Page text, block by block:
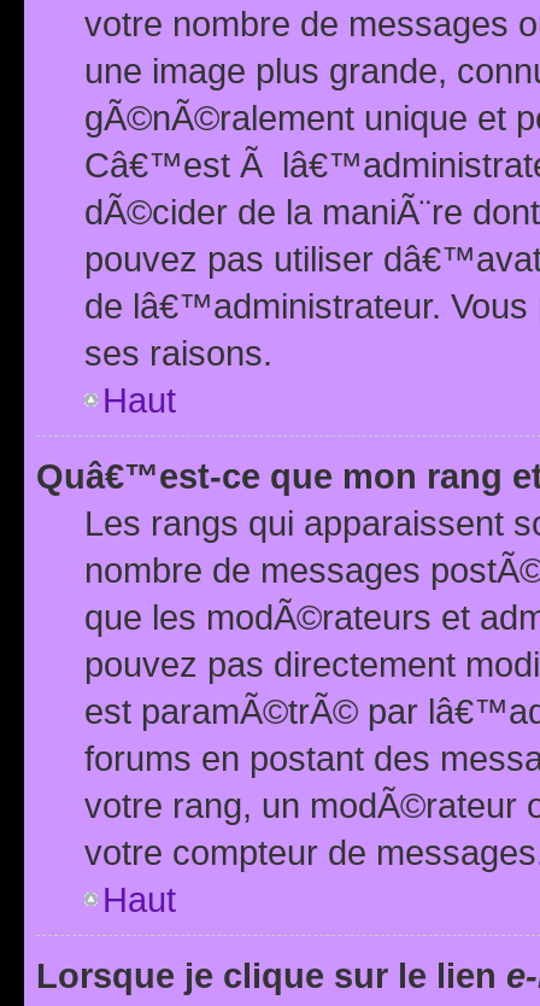
votre nombre de messages
une image plus grande,
gÃ©nÃ©ralement unique et
Câ€™est Ã
dÃ©cider de la maniÃ¨re
pouvez pas utiliser
de lâ€™administrateur.
ses raisons.
Haut
Quâ€™est-ce que mon rang
Les rangs qui apparaissent
nombre de messages
que les modÃ©rateurs et
pouvez pas directement
est paramÃ©trÃ© par
forums en postant des
votre rang, un modÃ©rateur
votre compteur de
Haut
Lorsque je clique sur le lien